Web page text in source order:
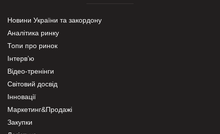
Новини України та закордону
Аналітика ринку
Топи про ринок
Інтерв’ю
Відео-тренінги
Світовий досвід
Інновації
Маркетинг&Продажі
Закупки